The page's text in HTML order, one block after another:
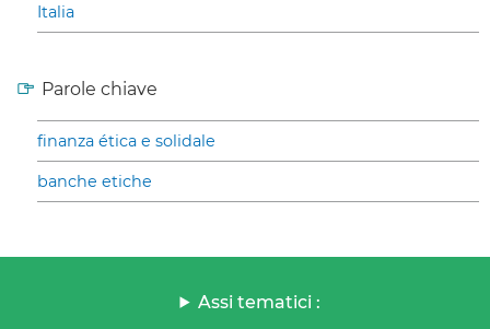
Italia
Parole chiave
finanza ética e solidale
banche etiche
Assi tematici :